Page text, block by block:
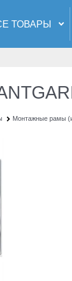
Монтажные рамы